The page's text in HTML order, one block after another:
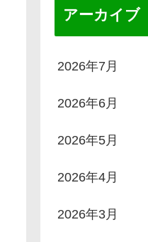
アーカイブ
2026年7月
2026年6月
2026年5月
2026年4月
2026年3月